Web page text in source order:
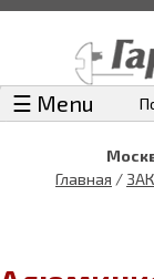
☰ Menu
Главная /